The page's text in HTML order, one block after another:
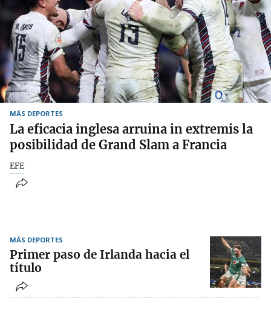
MÁS DEPORTES
La eficacia inglesa arruina in extremis la
posibilidad de Grand Slam a Francia
EFE
MÁS DEPORTES
Primer paso de Irlanda hacia el
título